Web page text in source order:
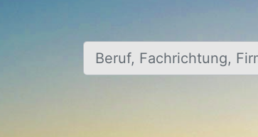
Beruf, Fachrichtung, Firma